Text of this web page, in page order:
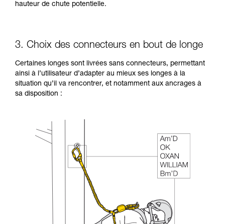
hauteur de chute potentielle.
3. Choix des connecteurs en bout de longe
Certaines longes sont livrées sans connecteurs, permettant
ainsi à l’utilisateur d’adapter au mieux ses longes à la
situation qu’il va rencontrer, et notamment aux ancrages à
sa disposition :